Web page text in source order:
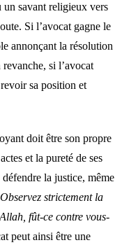
un savant religieux vers
Si l’avocat gagne le
annonçant la résolution
si l’avocat
sa position et
doit être son propre
et la pureté de ses
la justice, même
strictement la
fût-ce contre vous-
peut ainsi être une